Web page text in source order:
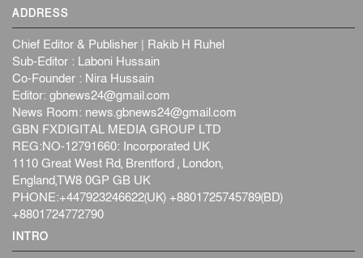
ADDRESS
Chief Editor & Publisher | Rakib H Ruhel
Sub-Editor : Laboni Hussain
Co-Founder : Nira Hussain
Editor: gbnews24@gmail.com
News Room: news.gbnews24@gmail.com
GBN FXDIGITAL MEDIA GROUP LTD
REG:NO-12791660: Incorporated UK
1110 Great West Rd, Brentford , London,
England,TW8 0GP GB UK
PHONE:+447923246622(UK) +8801725745789(BD)
+8801724772790
INTRO